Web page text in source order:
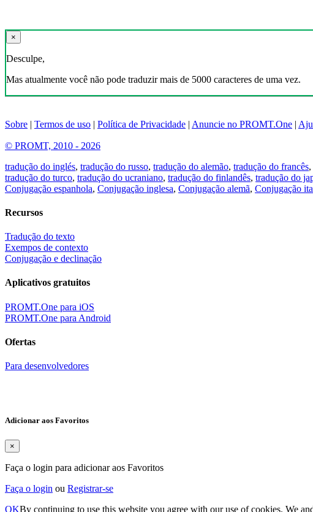
×
Desculpe,
Mas atualmente você não pode traduzir mais de 5000 caracteres de uma vez.
Sobre | Termos de uso | Política de Privacidade | Anuncie no PROMT.One |
© PROMT, 2010 - 2026
tradução do inglés, tradução do russo, tradução do alemão, tradução do francês,
tradução do turco, tradução do ucraniano, tradução do finlandês, tradução do
Conjugação espanhola, Conjugação inglesa, Conjugação alemã, Conjugação
Recursos
Tradução do texto
Exempos de contexto
Conjugação e declinação
Aplicativos gratuitos
PROMT.One para iOS
PROMT.One para Android
Ofertas
Para desenvolvedores
Adicionar aos Favoritos
×
Faça o login para adicionar aos Favoritos
Faça o login ou Registrar-se
OKBy continuing to use this website you agree with our use of cookies. We